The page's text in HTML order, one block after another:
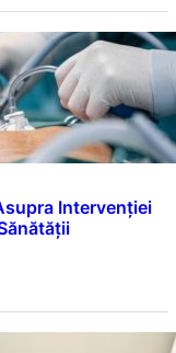
Intervenției